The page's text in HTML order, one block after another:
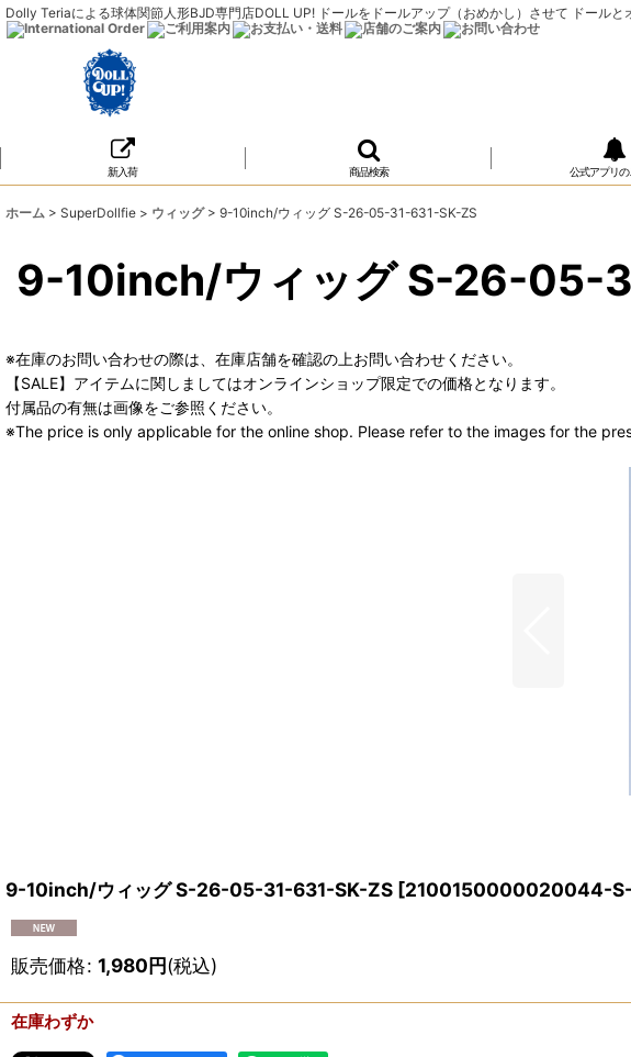
Dolly Teriaによる球体関節人形BJD専門店DOLL UP! ドールをドールアップ（おめかし）させて ドールと
新入荷 商品検索 公式アプリ
ホーム > SuperDollfie > ウィッグ > 9-10inch/ウィッグ S-26-05-31-631-SK-ZS
9-10inch/ウィッグ S-26-05-
※在庫のお問い合わせの際は、在庫店舗を確認の上お問い合わせください。
【SALE】アイテムに関しましてはオンラインショップ限定での価格となります。
付属品の有無は画像をご参照ください。
※The price is only applicable for the online shop. Please refer to the images for the
9-10inch/ウィッグ S-26-05-31-631-SK-ZS [2100150000020044-
販売価格: 1,980円(税込)
在庫わずか